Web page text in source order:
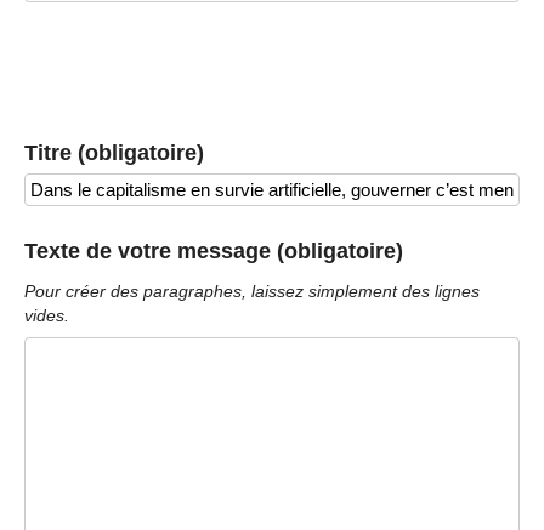
Titre (obligatoire)
Texte de votre message (obligatoire)
Pour créer des paragraphes, laissez simplement des lignes
vides.